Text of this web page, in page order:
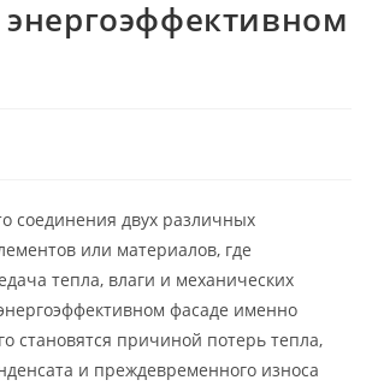
соединения двух различных
или материалов, где
тепла, влаги и механических
фасаде именно
становятся причиной потерь тепла,
и преждевременного износа